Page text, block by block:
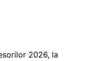
2026, la